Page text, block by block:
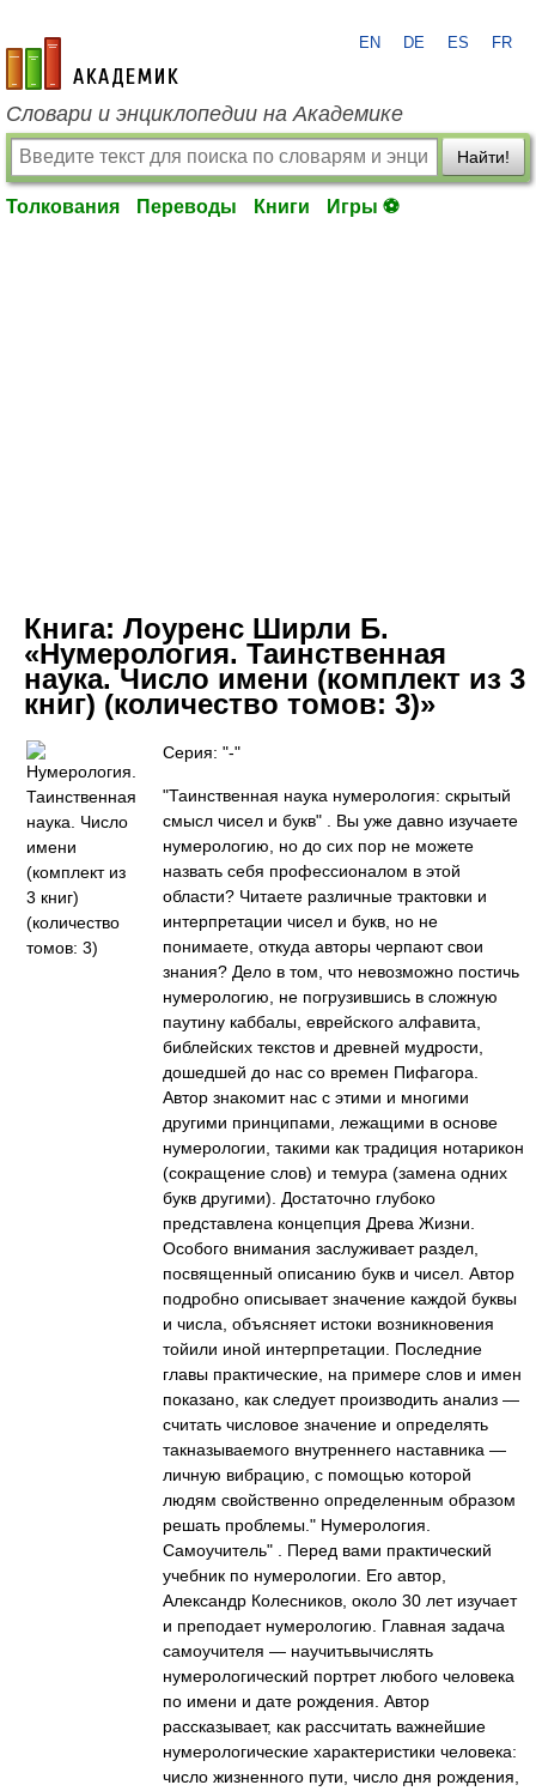
academic.ru
EN DE ES FR
Словари и энциклопедии на Академике
Найти!
Толкования Переводы Книги Игры ⚽
Книга: Лоуренс Ширли Б.
«Нумерология. Таинственная
наука. Число имени (комплект из 3
книг) (количество томов: 3)»
Серия: "-"
"Таинственная наука нумерология: скрытый
смысл чисел и букв" . Вы уже давно изучаете
нумерологию, но до сих пор не можете
назвать себя профессионалом в этой
области? Читаете различные трактовки и
интерпретации чисел и букв, но не
понимаете, откуда авторы черпают свои
знания? Дело в том, что невозможно постичь
нумерологию, не погрузившись в сложную
паутину каббалы, еврейского алфавита,
библейских текстов и древней мудрости,
дошедшей до нас со времен Пифагора.
Автор знакомит нас с этими и многими
другими принципами, лежащими в основе
нумерологии, такими как традиция нотарикон
(сокращение слов) и темура (замена одних
букв другими). Достаточно глубоко
представлена концепция Древа Жизни.
Особого внимания заслуживает раздел,
посвященный описанию букв и чисел. Автор
подробно описывает значение каждой буквы
и числа, объясняет истоки возникновения
тойили иной интерпретации. Последние
главы практические, на примере слов и имен
показано, как следует производить анализ —
считать числовое значение и определять
такназываемого внутреннего наставника —
личную вибрацию, с помощью которой
людям свойственно определенным образом
решать проблемы." Нумерология.
Самоучитель" . Перед вами практический
учебник по нумерологии. Его автор,
Александр Колесников, около 30 лет изучает
и преподает нумерологию. Главная задача
самоучителя — научитьвычислять
нумерологический портрет любого человека
по имени и дате рождения. Автор
рассказывает, как рассчитать важнейшие
нумерологические характеристики человека:
число жизненного пути, число дня рождения,